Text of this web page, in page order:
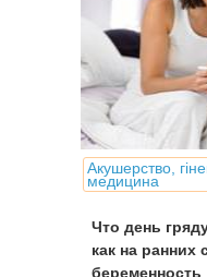
Акушерство,
медицина
Что день
как на ранних
беременность